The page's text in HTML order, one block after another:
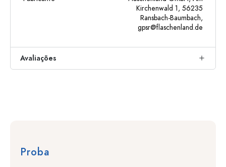
Kirchenwald 1, 56235
Ransbach-Baumbach,
gpsr@flaschenland.de
Avaliações
Proba